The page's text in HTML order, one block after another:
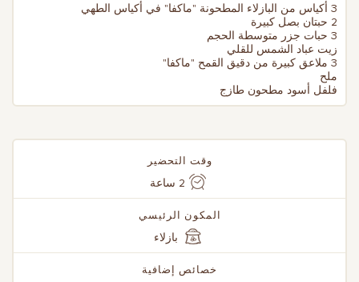
3 أكياس من البازلاء المطحونة "ماكفا" في أكياس الطهي
2 حبتان بصل كبيرة
3 حبات جزر متوسطة الحجم
زيت عباد الشمس للقلي
3 ملاعق كبيرة من دقيق القمح "ماكفا"
ملح
فلفل أسود مطحون طازج
وقت التحضير
2 ساعة
المكون الرئيسي
بازلاء
خصائص إضافية